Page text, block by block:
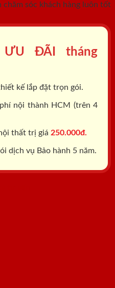
chăm sóc khách hàng luôn tốt
ĐÃI tháng
kế lắp đặt trọn gói.
nội thành HCM (trên 4
thất trị giá 250.000đ.
dịch vụ Bảo hành 5 năm.